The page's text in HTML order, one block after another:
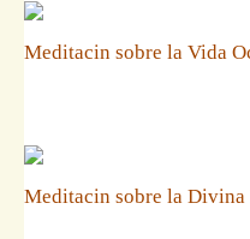
Meditacin sobre la Vida
Meditacin sobre la